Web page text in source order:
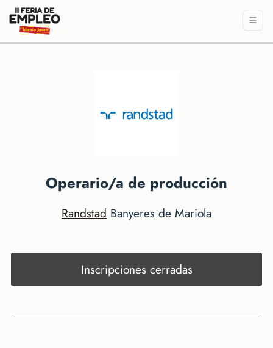
Operario/a de producción
Randstad Banyeres de Mariola
Inscripciones cerradas